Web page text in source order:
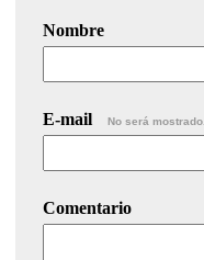
Nombre
E-mail No será mostrado.
Comentario